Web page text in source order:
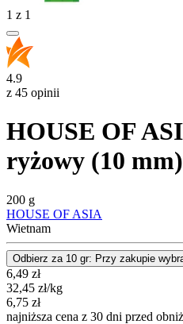
1 z 1
4.9
z 45 opinii
HOUSE OF
ryżowy (10
200 g
HOUSE OF ASIA
Wietnam
Odbierz za 10 gr: Przy zakupie
Cena promocyjna
6,49 zł
32,45 zł/kg
6,75 zł
najniższa cena z 30 dni przed